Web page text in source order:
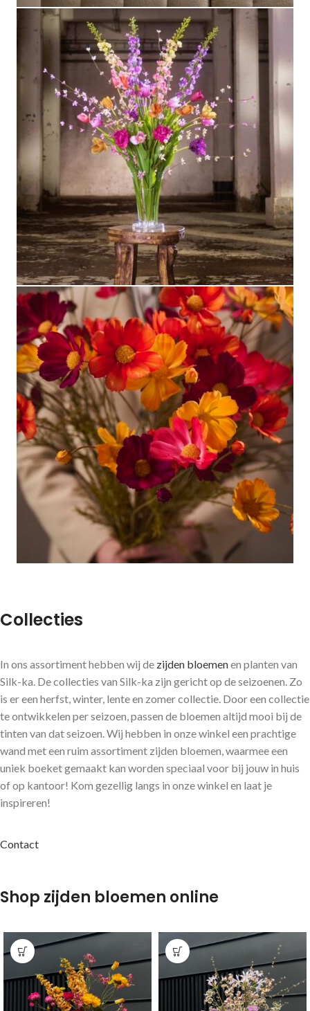
Collecties
In ons assortiment hebben wij de zijden bloemenen planten van
Silk-ka. De collecties van Silk-ka zijn gericht op de seizoenen. Zo
is er een herfst, winter, lente en zomer collectie. Door een collectie
te ontwikkelen per seizoen, passen de bloemen altijd mooi bij de
tinten van dat seizoen. Wij hebben in onze winkel een prachtige
wand met een ruim assortiment zijden bloemen, waarmee een
uniek boeket gemaakt kan worden speciaal voor bij jouw in huis
of op kantoor! Kom gezellig langs in onze winkel en laat je
inspireren!
Contact
Shop zijden bloemen online